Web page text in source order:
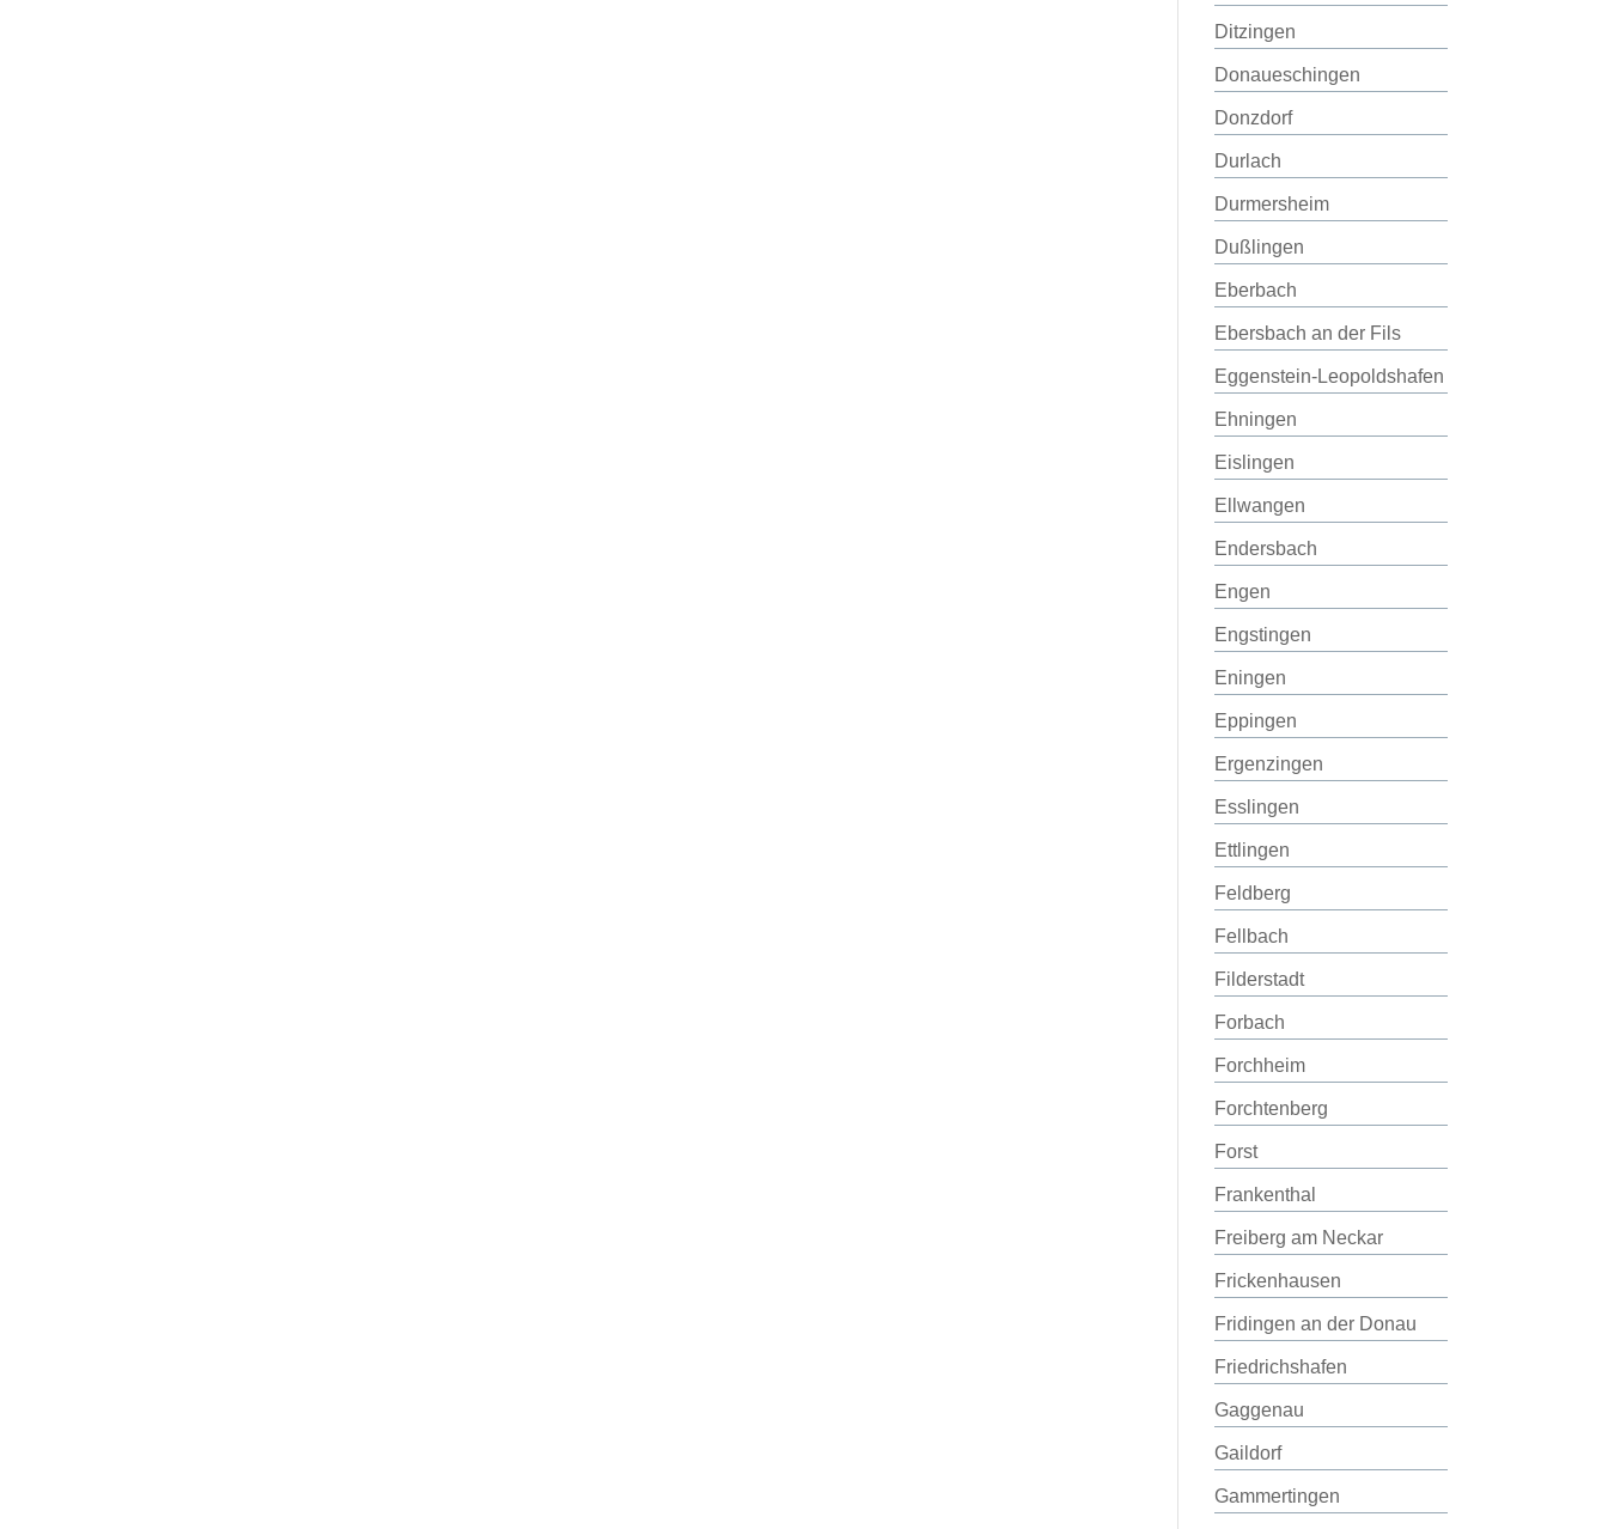
Ditzingen
Donaueschingen
Donzdorf
Durlach
Durmersheim
Dußlingen
Eberbach
Ebersbach an der Fils
Eggenstein-Leopoldshafen
Ehningen
Eislingen
Ellwangen
Endersbach
Engen
Engstingen
Eningen
Eppingen
Ergenzingen
Esslingen
Ettlingen
Feldberg
Fellbach
Filderstadt
Forbach
Forchheim
Forchtenberg
Forst
Frankenthal
Freiberg am Neckar
Frickenhausen
Fridingen an der Donau
Friedrichshafen
Gaggenau
Gaildorf
Gammertingen